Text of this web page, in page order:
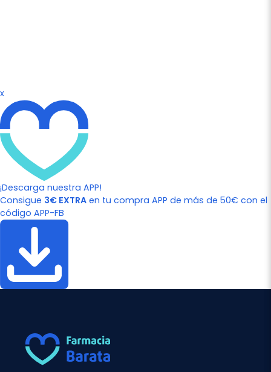
x
¡Descarga nuestra APP!
Consigue 3€ EXTRA en tu compra APP de más de 50€ con el
código APP-FB